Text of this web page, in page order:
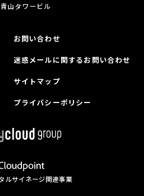
山タワービル
お問い合わせ
迷惑メールに関するお問い合わせ
サイトマップ
プライバシーポリシー
ルサイネージ関連事業